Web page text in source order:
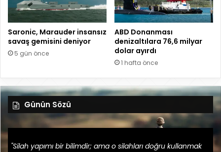
Saronic, Marauder insansız
savaş gemisini deniyor
5 gün önce
ABD Donanması
denizaltılara 76,6 milyar
dolar ayırdı
1 hafta önce
Günün Sözü
"Silah yapımı bir bilimdir; ama o silahları doğru kullanmak